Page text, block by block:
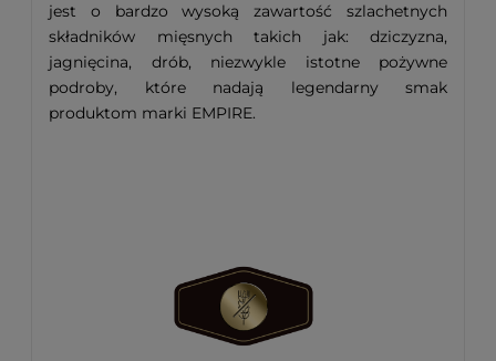
jest o bardzo wysoką zawartość szlachetnych
składników mięsnych takich jak: dziczyzna,
jagnięcina, drób, niezwykle istotne pożywne
podroby, które nadają legendarny smak
produktom marki EMPIRE.